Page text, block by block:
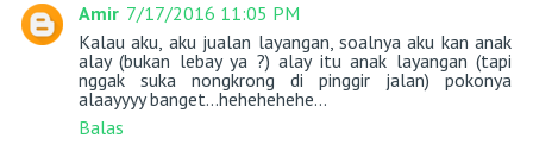
Amir 7/17/2016 11:05 PM
Kalau aku, aku jualan layangan, soalnya aku kan anak
alay (bukan lebay ya ?) alay itu anak layangan (tapi
nggak suka nongkrong di pinggir jalan) pokonya
alaayyyy banget...hehehehehe...
Balas